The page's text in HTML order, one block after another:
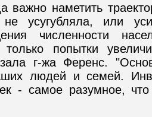
важно наметить
усугубляла, или
численности
попытки
г-жа Ференс.
людей и семей.
- самое разумное,